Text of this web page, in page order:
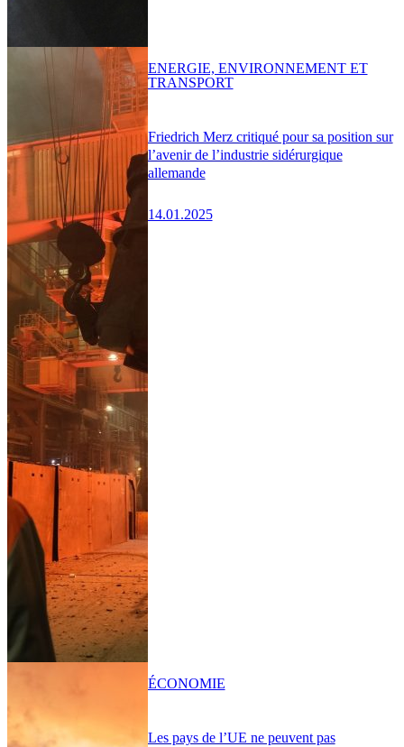
Friedrich Merz critiqué pour sa position sur
l’avenir de l’industrie sidérurgique
allemande
14.01.2025
ENERGIE, ENVIRONNEMENT ET
TRANSPORT
Les pays de l’UE ne peuvent pas
ÉCONOMIE